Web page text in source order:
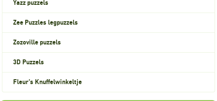
Yazz puzzels
Zee Puzzles legpuzzels
Zozoville puzzels
3D Puzzels
Fleur's Knuffelwinkeltje